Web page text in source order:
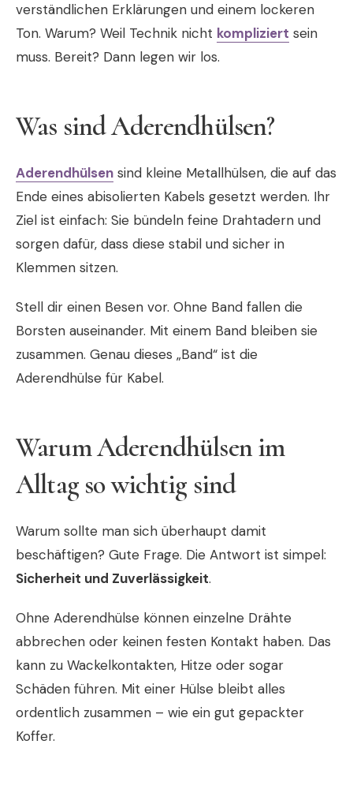
verständlichen Erklärungen und einem lockeren
Ton. Warum? Weil Technik nicht kompliziert sein
muss. Bereit? Dann legen wir los.
Was sind Aderendhülsen?
Aderendhülsen sind kleine Metallhülsen, die auf das
Ende eines abisolierten Kabels gesetzt werden. Ihr
Ziel ist einfach: Sie bündeln feine Drahtadern und
sorgen dafür, dass diese stabil und sicher in
Klemmen sitzen.
Stell dir einen Besen vor. Ohne Band fallen die
Borsten auseinander. Mit einem Band bleiben sie
zusammen. Genau dieses „Band“ ist die
Aderendhülse für Kabel.
Warum Aderendhülsen im
Alltag so wichtig sind
Warum sollte man sich überhaupt damit
beschäftigen? Gute Frage. Die Antwort ist simpel:
Sicherheit und Zuverlässigkeit.
Ohne Aderendhülse können einzelne Drähte
abbrechen oder keinen festen Kontakt haben. Das
kann zu Wackelkontakten, Hitze oder sogar
Schäden führen. Mit einer Hülse bleibt alles
ordentlich zusammen – wie ein gut gepackter
Koffer.